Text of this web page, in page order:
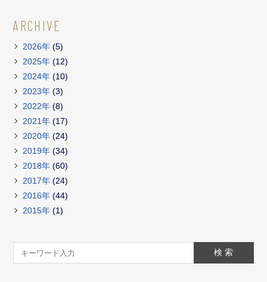
ARCHIVE
2026年 (5)
2025年 (12)
2024年 (10)
2023年 (3)
2022年 (8)
2021年 (17)
2020年 (24)
2019年 (34)
2018年 (60)
2017年 (24)
2016年 (44)
2015年 (1)